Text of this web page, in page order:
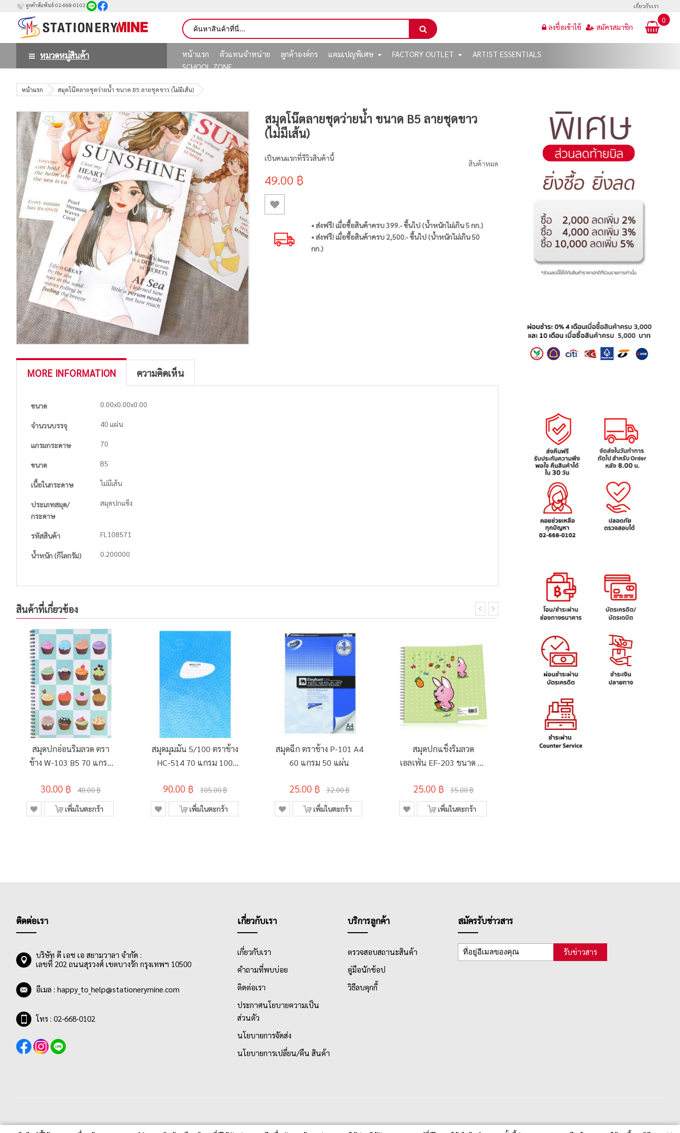
ลูกค้าสัมพันธ์ 02-668-0102 เกี่ยวกับเรา
0
ลงชื่อเข้าใช้ สมัครสมาชิก
หมวดหมู่สินค้า หน้าแรก ตัวแทนจำหน่าย ลูกค้าองค์กร แคมเปญพิเศษ FACTORY OUTLET
ARTIST ESSENTIALS
SCHOOL ZONE
หน้าแรก สมุดโน๊ตลายชุดว่ายน้ำ ขนาด B5 ลายชุดขาว (ไม่มีเส้น)
สมุดโน๊ตลายชุดว่ายน้ำ ขนาด B5 ลายชุดขาว
(ไม่มีเส้น)
สินค้าหมด
เป็นคนแรกที่รีวิวสินค้านี้
49.00 ฿
• ส่งฟรี! เมื่อซื้อสินค้าครบ 399.- ขึ้นไป (น้ำหนักไม่เกิน 5 กก.)
• ส่งฟรี! เมื่อซื้อสินค้าครบ 2,500.- ขึ้นไป (น้ำหนักไม่เกิน 50
กก.)
MORE INFORMATION ความคิดเห็น
ขนาด 0.00x0.00x0.00
จำนวนบรรจุ 40 แผ่น
แกรมกระดาษ 70
ขนาด B5
เนื้อในกระดาษ ไม่มีเส้น
ประเภทสมุด/
กระดาษ
สมุดปกแข็ง
รหัสสินค้า FL108571
น้ำหนัก (กิโลกรัม) 0.200000
สินค้าที่เกี่ยวข้อง
สมุดปกอ่อนริมลวด ตรา
ช้าง W-103 B5 70 แกรม
30.00 ฿ 40.00 ฿
เพิ่มในตะกร้า
สมุดมุมมัน 5/100 ตราช้าง
HC-514 70 แกรม 100
90.00 ฿ 105.00 ฿
เพิ่มในตะกร้า
สมุดฉีก ตราช้าง P-101 A4
60 แกรม 50 แผ่น
25.00 ฿ 32.00 ฿
เพิ่มในตะกร้า
สมุดปกแข็งริมลวด
เอลเฟ่น EF-203 ขนาด A6
25.00 ฿ 35.00 ฿
เพิ่มในตะกร้า
สมุดฉีก ตราช้าง JAZZY
ติดต่อเรา
บริษัท ดี เอช เอ สยามวาลา จำกัด :
เลขที่ 202 ถนนสุรวงศ์ เขตบางรัก กรุงเทพฯ 10500
อีเมล : happy_to_help@stationerymine.com
โทร : 02-668-0102
เกี่ยวกับเรา
เกี่ยวกับเรา
คำถามที่พบบ่อย
ติดต่อเรา
ประกาศนโยบายความเป็น
ส่วนตัว
นโยบายการจัดส่ง
นโยบายการเปลี่ยน/คืน สินค้า
บริการลูกค้า
ตรวจสอบสถานะสินค้า
คู่มือนักช้อป
วิธีลบคุกกี้
สมัครรับข่าวสาร
รับข่าวสาร